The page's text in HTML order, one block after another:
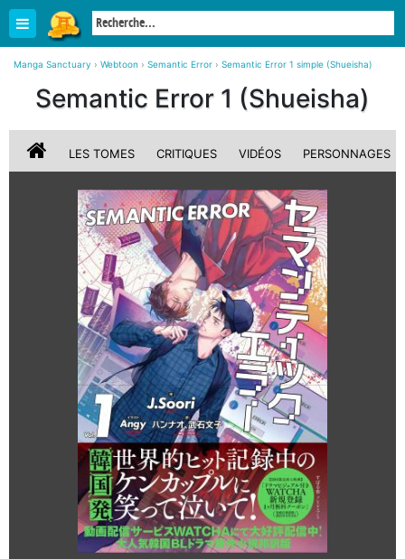
Manga Sanctuary › Webtoon › Semantic Error › Semantic Error 1 simple (Shueisha)
Semantic Error 1 (Shueisha)
LES TOMES CRITIQUES VIDÉOS PERSONNAGES